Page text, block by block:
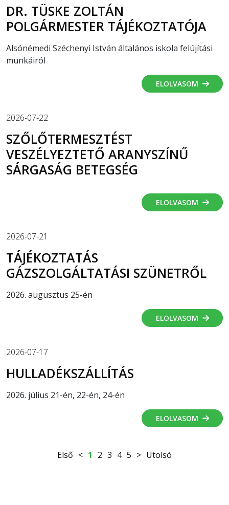
DR. TÜSKE ZOLTÁN
POLGÁRMESTER TÁJÉKOZTATÓJA
Alsónémedi Széchenyi István általános iskola felújítási
munkáiról
ELOLVASOM
2026-07-22
SZŐLŐTERMESZTÉST
VESZÉLYEZTETŐ ARANYSZÍNŰ
SÁRGASÁG BETEGSÉG
ELOLVASOM
2026-07-21
TÁJÉKOZTATÁS
GÁZSZOLGÁLTATÁSI SZÜNETRŐL
2026. augusztus 25-én
ELOLVASOM
2026-07-17
HULLADÉKSZÁLLÍTÁS
2026. július 21-én, 22-én, 24-én
ELOLVASOM
Első < 1 2 3 4 5 > Utolsó